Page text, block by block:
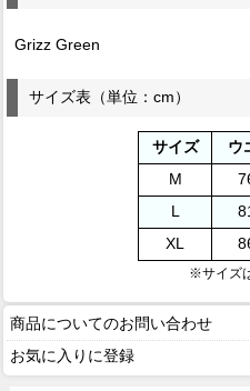
Grizz Green
サイズ表（単位：cm）
サイズ ウ
M
L
XL
※サイズ
商品についてのお問い合わせ
お気に入りに登録